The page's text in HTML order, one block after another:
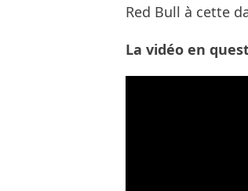
Red Bull à cette
La vidéo en